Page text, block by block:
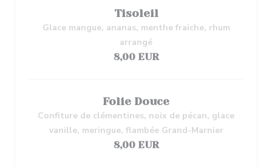
Tisoleil
Glace mangue, ananas, menthe fraiche, rhum
arrangé
8,00 EUR
Folie Douce
Confiture de clémentines, noix de pécan, glace
vanille, meringue, flambée Grand-Marnier
8,00 EUR